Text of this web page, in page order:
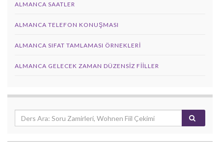
ALMANCA SAATLER
ALMANCA TELEFON KONUŞMASI
ALMANCA SIFAT TAMLAMASI ÖRNEKLERI
ALMANCA GELECEK ZAMAN DÜZENSIZ FIILLER